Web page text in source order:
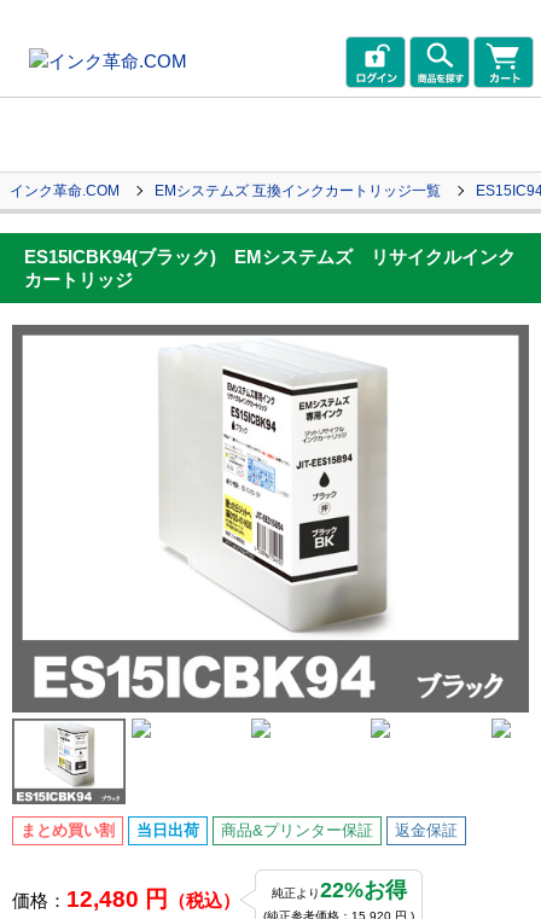
インク革命.COM EMシステムズ 互換インクカートリッジ一覧
ES15ICBK94(ブラック) EMシステムズ リサイクルインク
カートリッジ
まとめ買い割 当日出荷 商品&プリンター保証 返金保証
価格： 12,480 円 （税込） 純正より22%お得
(純正参考価格：15,920 円 )